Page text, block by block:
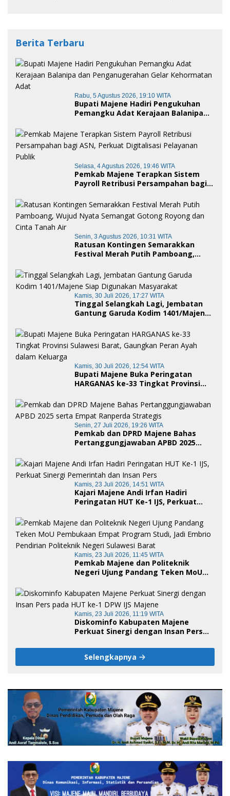
Berita Terbaru
Rabu, 5 Agustus 2026, 19:10 WITA
Bupati Majene Hadiri Pengukuhan
Pemangku Adat Kerajaan Balanipa
Kehormatan Adat
Selasa, 4 Agustus 2026, 19:46 WITA
Pemkab Majene Terapkan Sistem
Payroll Retribusi Persampahan bagi
Publik
Senin, 3 Agustus 2026, 10:31 WITA
Ratusan Kontingen Semarakkan
Festival Merah Putih Pamboang,
Royong dan Cinta Tanah Air
Kamis, 30 Juli 2026, 17:27 WITA
Tinggal Selangkah Lagi, Jembatan
Gantung Garuda Kodim 1401/Majene
Kamis, 30 Juli 2026, 12:54 WITA
Bupati Majene Buka Peringatan
HARGANAS ke-33 Tingkat Provinsi
Ayah dalam Keluarga
Senin, 27 Juli 2026, 19:26 WITA
Pemkab dan DPRD Majene Bahas
Pertanggungjawaban APBD 2025
Kamis, 23 Juli 2026, 14:51 WITA
Kajari Majene Andi Irfan Hadiri
Peringatan HUT Ke-1 IJS, Perkuat
Kamis, 23 Juli 2026, 11:45 WITA
Pemkab Majene dan Politeknik
Negeri Ujung Pandang Teken MoU
Jadi Embrio Pendirian Politeknik
Negeri Sulawesi Barat
Kamis, 23 Juli 2026, 11:19 WITA
Diskominfo Kabupaten Majene
Perkuat Sinergi dengan Insan Pers
Selengkapnya